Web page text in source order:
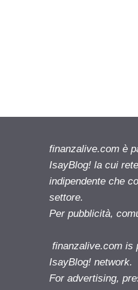
finanzalive.com è
IsayBlog! la cui
indipendente che
settore.
Per pubblicità,
finanzalive.com is
IsayBlog!
For advertising,